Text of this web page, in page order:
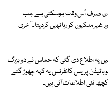
صرف اُس وقت ہوسکتی ہے جب
ملکیوں کو رہا نہیں کردیتا۔ آخری
یہ اطلاع دی گئی کہ حماس نے دو بزرگ
پریس کانفرنس یہ کہہ چھوڑ گئے
نئی اطلاعات آئی ہیں۔